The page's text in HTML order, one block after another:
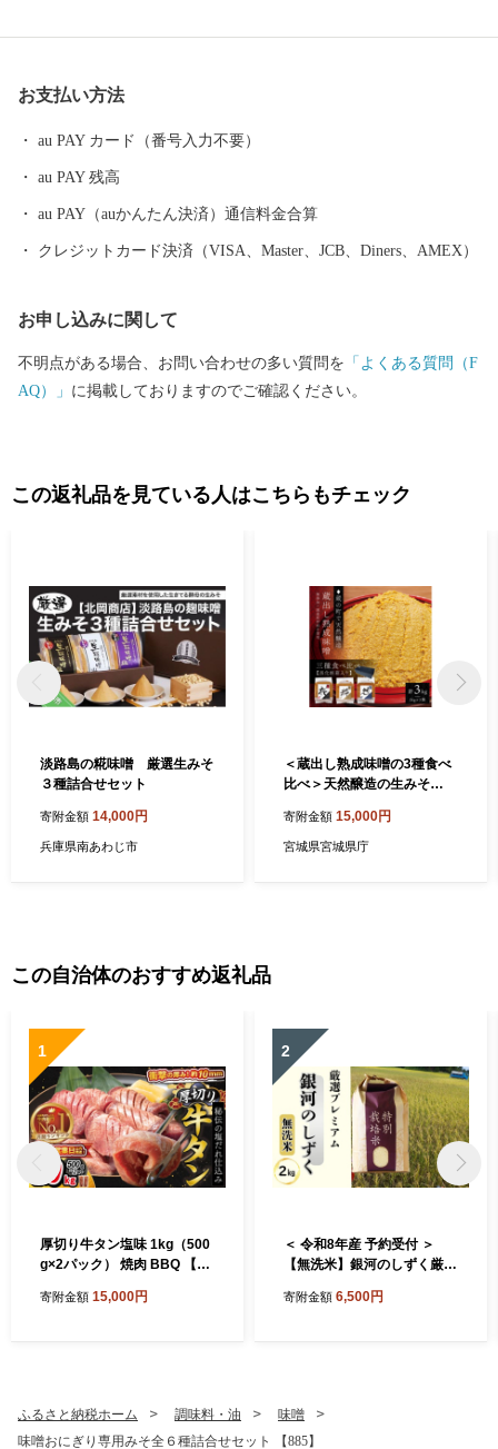
の優れた技術が多く伝えられています。さらに、岩手県内唯一の
花巻空港があり、東北新幹線新花巻駅や東北自動車道、東北横断
網の結節点という極めて恵まれた拠点性を有しています。
お支払い方法
au PAY カード（番号入力不要）
au PAY 残高
au PAY（auかんたん決済）通信料金合算
クレジットカード決済（VISA、Master、JCB、Diners、AMEX）
お申し込みに関して
不明点がある場合、お問い合わせの多い質問を 「よくある質問（F
AQ）」 に掲載しておりますのでご確認ください。
この返礼品を見ている人はこちらもチェック
淡路島の糀味噌 厳選生みそ
３種詰合せセット
寄附金額 14,000円
兵庫県南あわじ市
＜蔵出し熟成味噌の3種食べ
比べ＞天然醸造の生みそ
(無添加・国産原材料)【1554
907】
寄附金額 15,000円
宮城県宮城県庁
この自治体のおすすめ返礼品
1
厚切り牛タン塩味 1kg（500
g×2パック） 焼肉 BBQ 【76
寄附金額 15,000円
2
＜ 令和8年産 予約受付 ＞
【無洗米】銀河のしずく厳選
肥料）2kg 【2083】
寄附金額 6,500円
ふるさと納税ホーム 調味料・油
味噌
味噌おにぎり専用みそ全６種詰合せセット 【885】